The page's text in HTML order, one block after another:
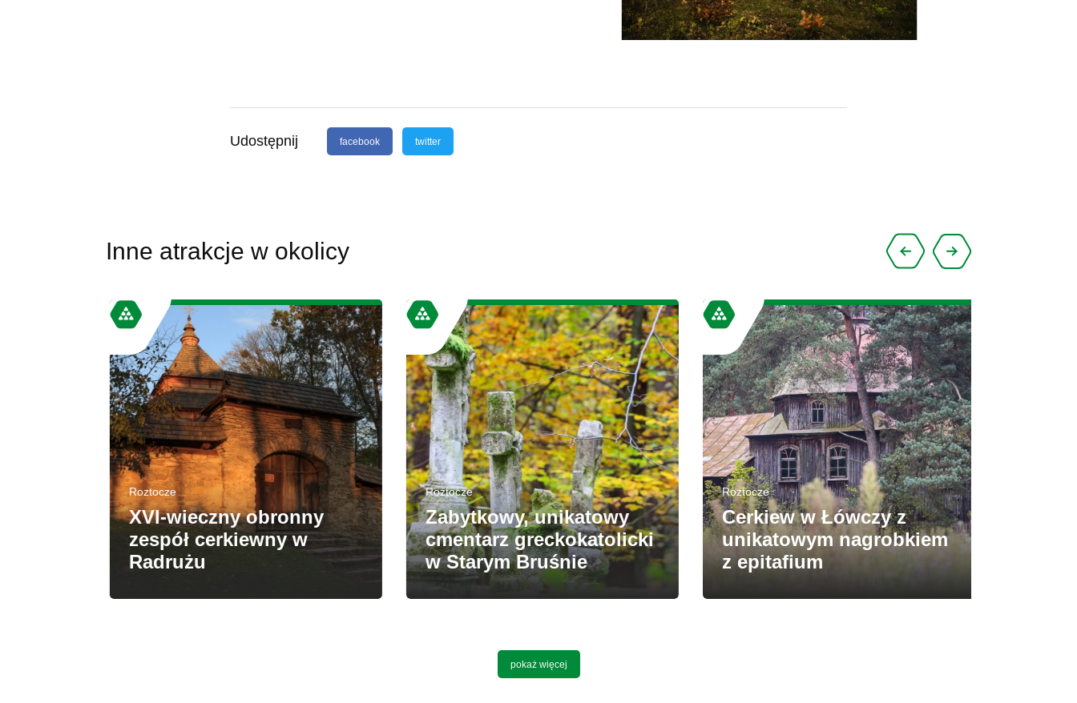
Udostępnij facebook twitter
Inne atrakcje w okolicy
Roztocze
XVI-wieczny obronny
zespół cerkiewny w
Radrużu
Roztocze
Zabytkowy, unikatowy
cmentarz greckokatolicki
w Starym Bruśnie
Roztocze
Cerkiew w Łówczy z
unikatowym nagrobkiem
z epitafium
pokaż więcej